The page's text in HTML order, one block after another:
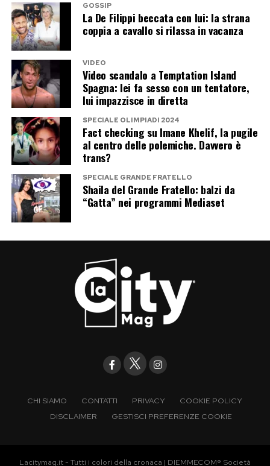
GOSSIP
La De Filippi beccata con lui: la strana
coppia a cavallo si rilassa in vacanza
VIDEO
Video scandalo a Temptation Island
Spagna: lei fa sesso con un tentatore,
lui impazzisce in diretta
SPECIALE OLIMPIADI 2024
Fact checking su Imane Khelif, la pugile
al centro delle polemiche. Davvero è
trans?
SPECIALE GRANDE FRATELLO
Shaila del Grande Fratello: balzi da
“Gatta” nei programmi Mediaset
CHI SIAMO CONTATTI PRIVACY
COOKIE POLICY
DISCLAIMER
GESTISCI PREFERENZE COOKIE
Lacitymag.it - Tutti i colori della cronaca | DIEMMECOM® Società